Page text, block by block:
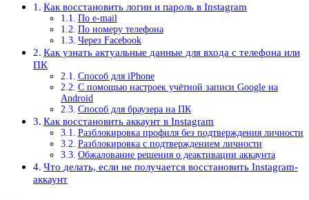
Как восстановить логин и пароль в Instagram
По e-mail
По номеру телефона
Через Facebook
Как узнать актуальные данные для входа с телефона или
ПК
Способ для iPhone
С помощью настроек учётной записи Google на
Android
Способ для браузера на ПК
Как восстановить аккаунт в Instagram
Разблокировка профиля без подтверждения личности
Разблокировка с подтверждением личности
Обжалование решения о деактивации аккаунта
Что делать, если не получается восстановить Instagram-
аккаунт